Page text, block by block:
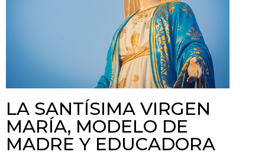
LA SANTÍSIMA VIRGEN
MARÍA, MODELO DE
MADRE Y EDUCADORA